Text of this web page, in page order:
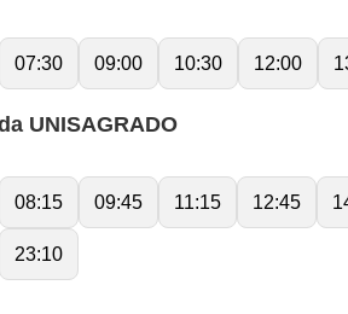
07:30 09:00 10:30 12:00
UNISAGRADO
08:15 09:45 11:15 12:45
23:10